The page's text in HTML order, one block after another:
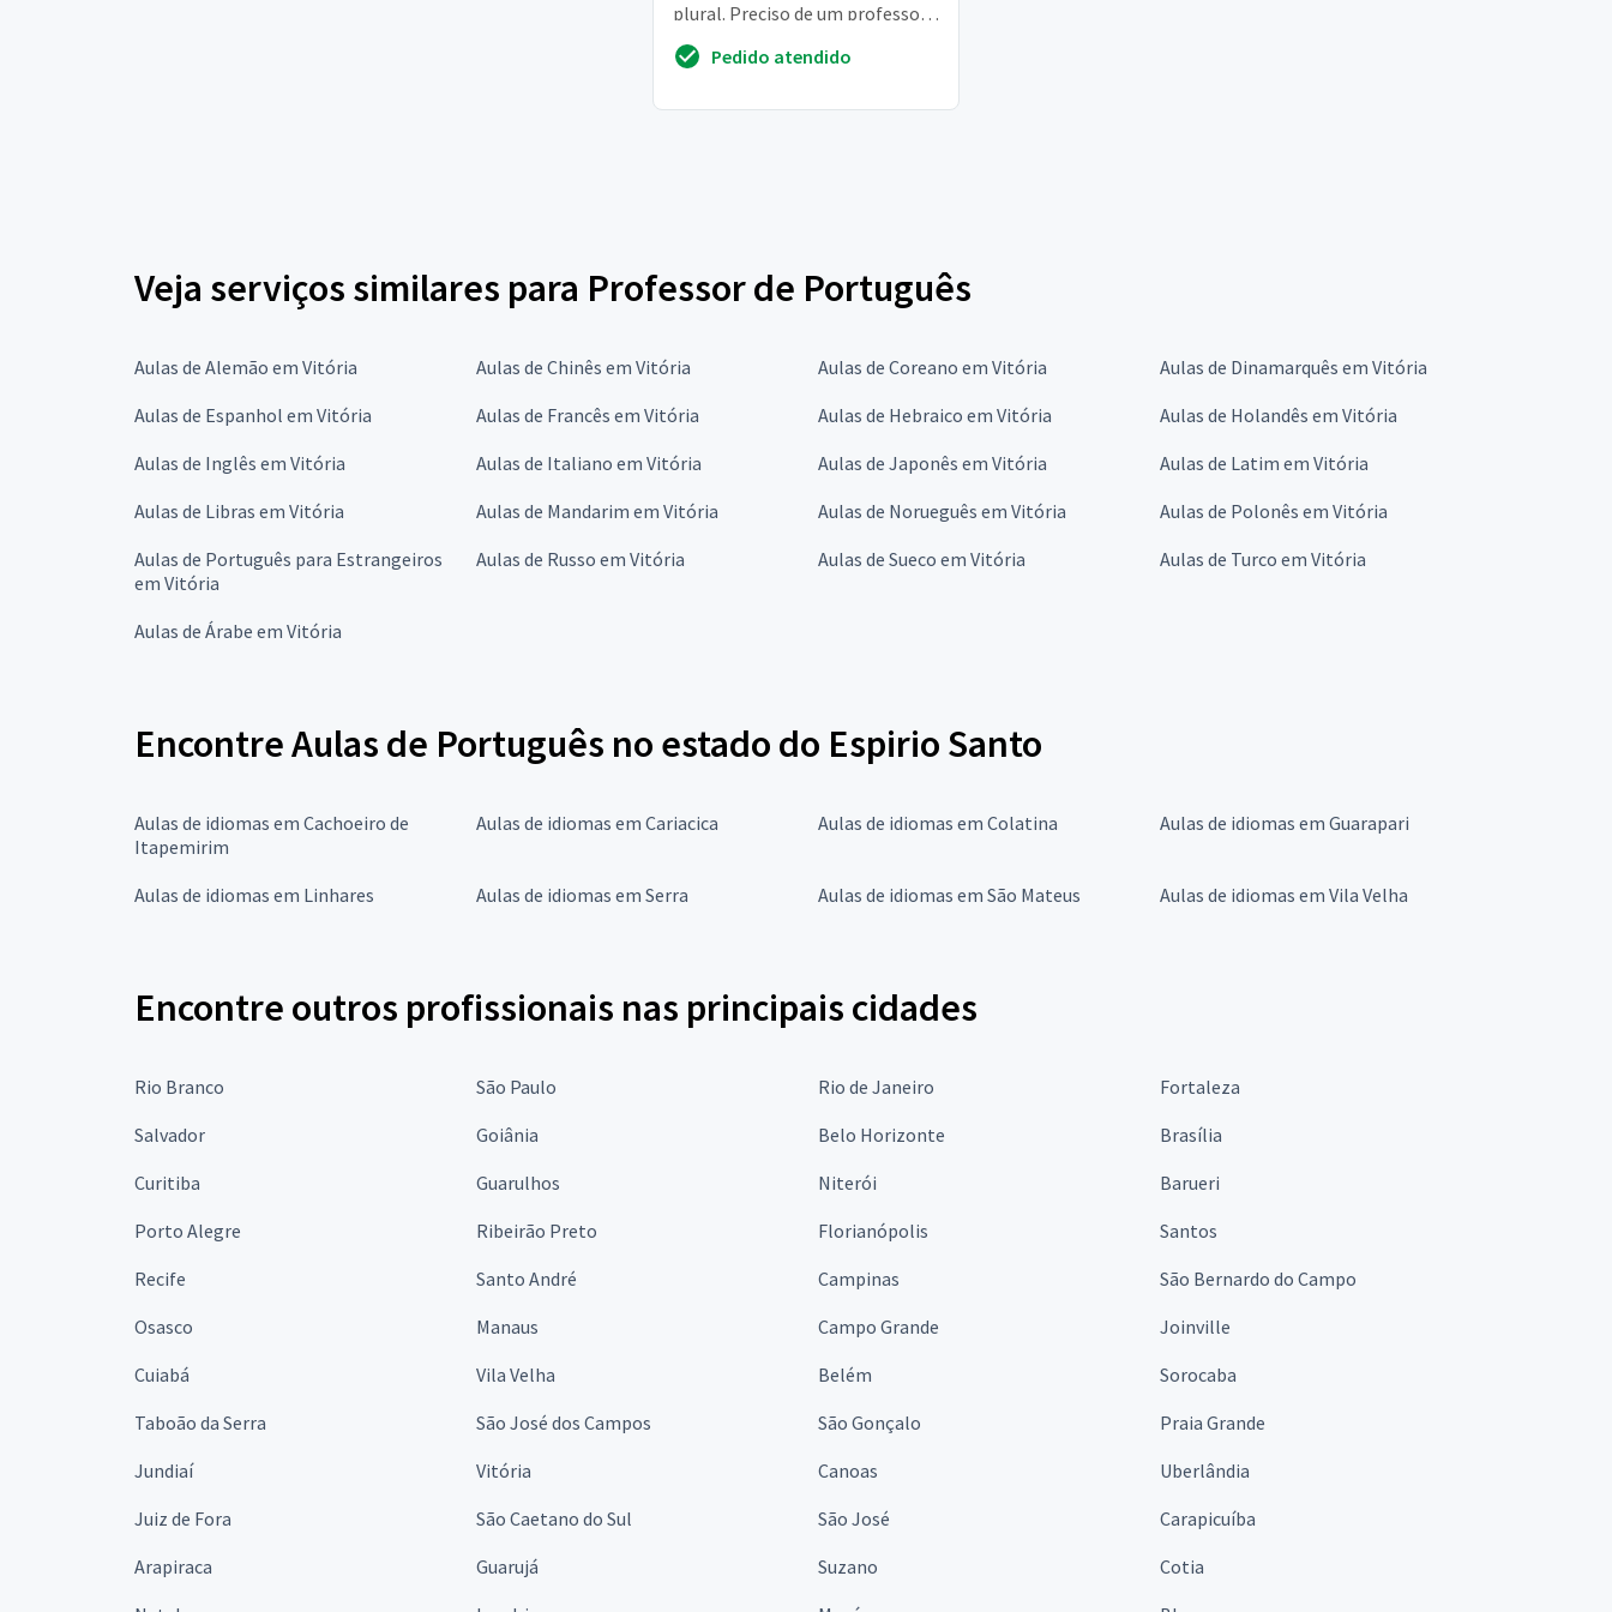
plural. Preciso de um professor,
tenha ...Pedido atendido
Veja serviços similares para Professor de Português
Aulas de Alemão em Vitória Aulas de Chinês em Vitória Aulas de Coreano em Vitória
Aulas de Dinamarquês em Vitória
Aulas de Espanhol em Vitória
Aulas de Francês em Vitória Aulas de Hebraico em Vitória
Aulas de Holandês em Vitória
Aulas de Inglês em Vitória
Aulas de Italiano em Vitória Aulas de Japonês em Vitória
Aulas de Latim em Vitória
Aulas de Libras em Vitória
Aulas de Mandarim em Vitória Aulas de Norueguês em Vitória
Aulas de Polonês em Vitória
Aulas de Português para Estrangeiros
em Vitória
Aulas de Russo em Vitória Aulas de Sueco em Vitória Aulas de Turco em Vitória
Aulas de Árabe em Vitória
Encontre Aulas de Português no estado do Espirio Santo
Aulas de idiomas em Cachoeiro de
Itapemirim
Aulas de idiomas em Cariacica Aulas de idiomas em Colatina Aulas de idiomas em Guarapari
Aulas de idiomas em Linhares Aulas de idiomas em Serra Aulas de idiomas em São Mateus Aulas de idiomas em Vila Velha
Encontre outros profissionais nas principais cidades
Rio Branco São Paulo Rio de Janeiro
Fortaleza
Salvador
Goiânia Belo Horizonte
Brasília
Curitiba
Guarulhos Niterói
Barueri
Porto Alegre
Ribeirão Preto Florianópolis
Santos
Recife
Santo André Campinas
São Bernardo do Campo
Osasco
Manaus Campo Grande
Joinville
Cuiabá
Vila Velha Belém
Sorocaba
Taboão da Serra
São José dos Campos São Gonçalo
Praia Grande
Jundiaí
Vitória Canoas
Uberlândia
Juiz de Fora
São Caetano do Sul São José
Carapicuíba
Arapiraca
Guarujá Suzano
Cotia